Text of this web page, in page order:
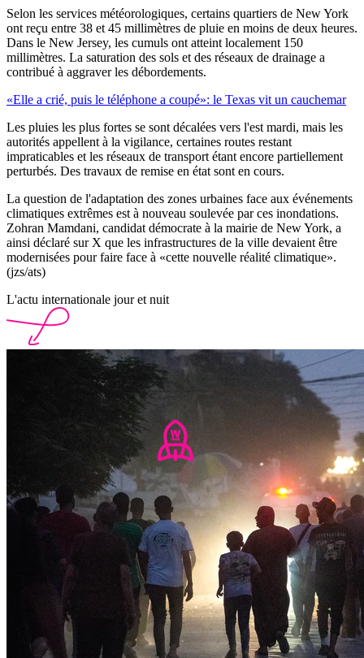
Selon les services météorologiques, certains quartiers de New York
ont reçu entre 38 et 45 millimètres de pluie en moins de deux heures.
Dans le New Jersey, les cumuls ont atteint localement 150
millimètres. La saturation des sols et des réseaux de drainage a
contribué à aggraver les débordements.
«Elle a crié, puis le téléphone a coupé»: le Texas vit un cauchemar
Les pluies les plus fortes se sont décalées vers l'est mardi, mais les
autorités appellent à la vigilance, certaines routes restant
impraticables et les réseaux de transport étant encore partiellement
perturbés. Des travaux de remise en état sont en cours.
La question de l'adaptation des zones urbaines face aux événements
climatiques extrêmes est à nouveau soulevée par ces inondations.
Zohran Mamdani, candidat démocrate à la mairie de New York, a
ainsi déclaré sur X que les infrastructures de la ville devaient être
modernisées pour faire face à «cette nouvelle réalité climatique».
(jzs/ats)
L'actu internationale jour et nuit